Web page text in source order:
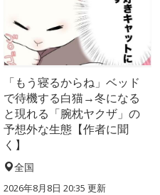
「もう寝るからね」ベッド
で待機する白猫→冬になる
と現れる「腕枕ヤクザ」の
予想外な生態【作者に聞
く】
全国
2026年8月8日 20:35 更新